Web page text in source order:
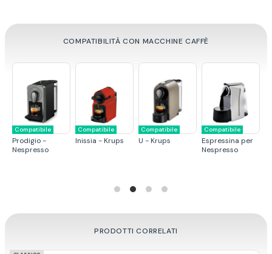
COMPATIBILITÀ CON MACCHINE CAFFÈ
Compatibile
U - Krups
Compatibile
Espressina per
Compatibile
Citiz - Krups
Compatibile
Pixie - Krups
PRODOTTI CORRELATI